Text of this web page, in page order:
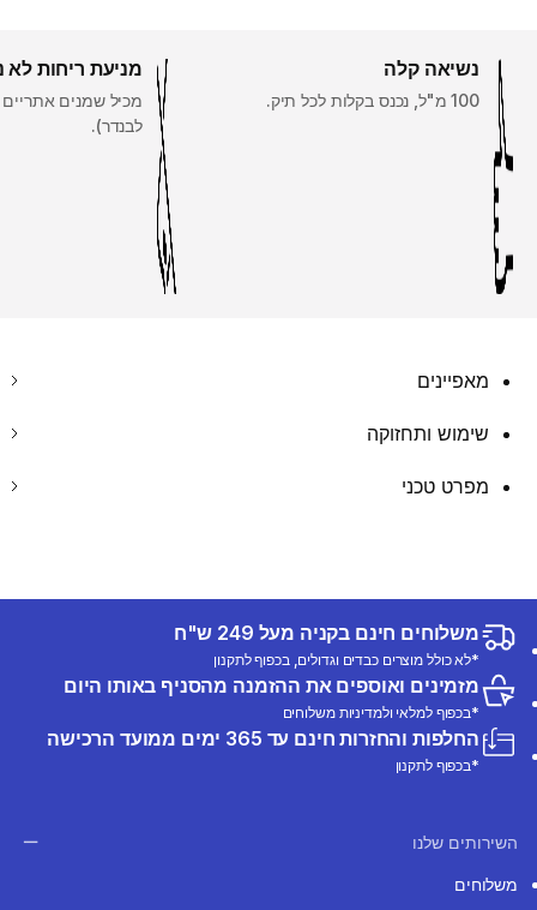
נשיאה קלה
100 מ"ל, נכנס בקלות לכל תיק.
מניעת ריחות לא
מכיל שמנים
לבנדר).
מאפיינים
שימוש ותחזוקה
מפרט טכני
משלוחים חינם בקניה מעל 249 ש"ח
*לא כולל מוצרים כבדים וגדולים, בכפוף לתקנון
מזמינים ואוספים את ההזמנה מהסניף באותו היום
*בכפוף למלאי ולמדיניות משלוחים
החלפות והחזרות חינם עד 365 ימים ממועד הרכישה
*בכפוף לתקנון
השירותים שלנו
משלוחים